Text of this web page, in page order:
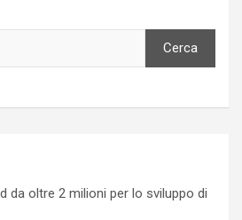
Cerca
da oltre 2 milioni per lo sviluppo di